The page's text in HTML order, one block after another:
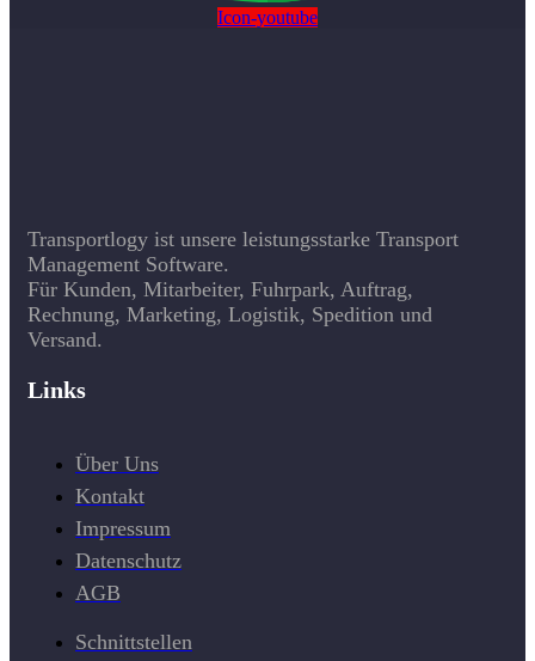
Icon-youtube
Transportlogy ist unsere leistungsstarke Transport
Management Software.
Für Kunden, Mitarbeiter, Fuhrpark, Auftrag,
Rechnung, Marketing, Logistik, Spedition und
Versand.
Links
Über Uns
Kontakt
Impressum
Datenschutz
AGB
Schnittstellen